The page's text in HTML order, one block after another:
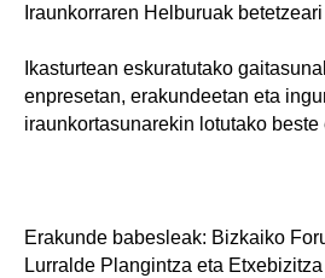
Iraunkorraren Helburuak
Ikasturtean eskuratutako
enpresetan, erakundeetan eta
iraunkortasunarekin lotutako beste
Erakunde babesleak: Bizkaiko
Lurralde Plangintza eta